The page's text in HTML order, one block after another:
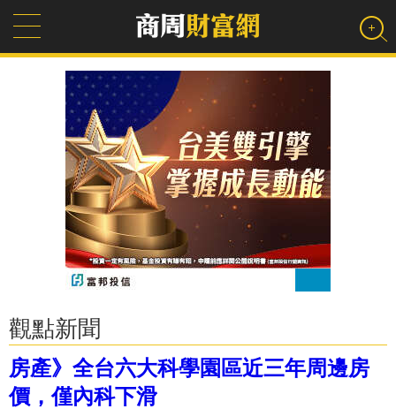
觀點新聞
房產》全台六大科學園區近三年周邊房
價，僅內科下滑